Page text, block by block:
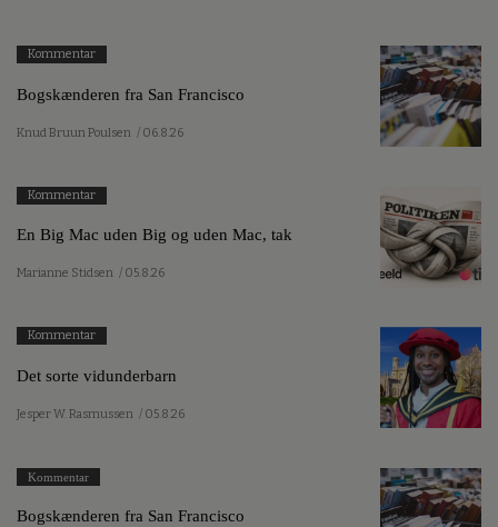
Kommentar
Bogskænderen fra San Francisco
Knud Bruun Poulsen / 06.8.26
Kommentar
En Big Mac uden Big og uden Mac, tak
Marianne Stidsen / 05.8.26
Kommentar
Det sorte vidunderbarn
Jesper W. Rasmussen / 05.8.26
Kommentar
Bogskænderen fra San Francisco